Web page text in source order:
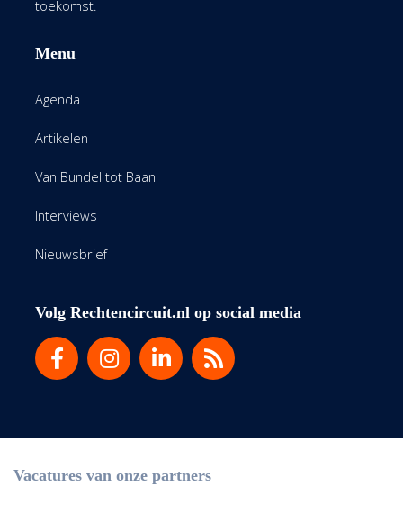
toekomst.
Menu
Agenda
Artikelen
Van Bundel tot Baan
Interviews
Nieuwsbrief
Volg Rechtencircuit.nl op social media
Vacatures van onze partners